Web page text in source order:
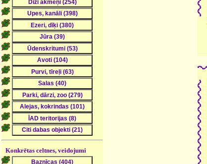
Konkrētas celtnes, veidojumi